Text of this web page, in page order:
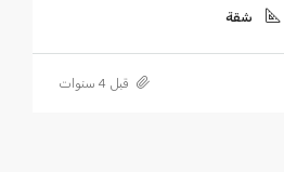
شقة
قبل 4 سنوات